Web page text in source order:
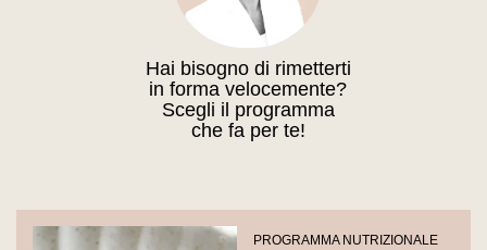
Hai bisogno di rimetterti
in forma velocemente?
Scegli il programma
che fa per te!
PROGRAMMA NUTRIZIONALE